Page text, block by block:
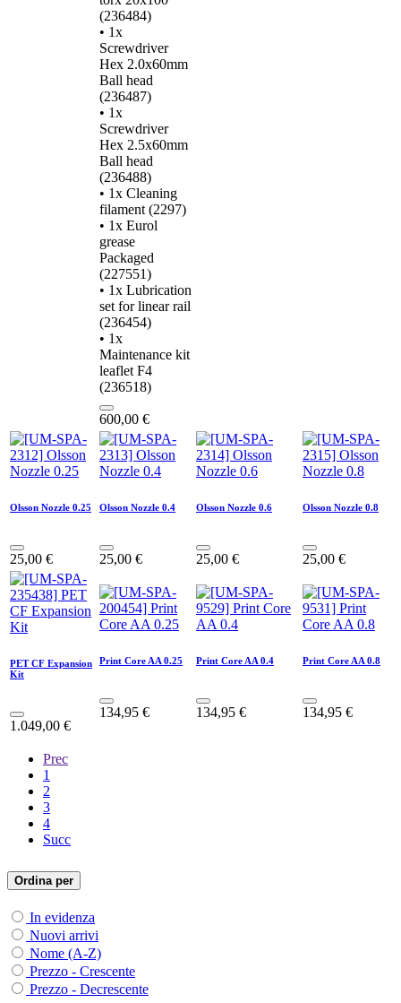
(236484)
• 1x
Screwdriver
Hex 2.0x60mm
Ball head
(236487)
• 1x
Screwdriver
Hex 2.5x60mm
Ball head
(236488)
• 1x Cleaning
filament (2297)
• 1x Eurol
grease
Packaged
(227551)
• 1x Lubrication
set for linear rail
(236454)
• 1x
Maintenance kit
leaflet F4
(236518)
600,00 €
Olsson Nozzle 0.25
25,00 €
Olsson Nozzle 0.4
25,00 €
Olsson Nozzle 0.6
25,00 €
Olsson Nozzle 0.8
25,00 €
PET CF Expansion
Kit
1.049,00 €
Print Core AA 0.25
134,95 €
Print Core AA 0.4
134,95 €
Print Core AA 0.8
134,95 €
Prec
1
2
3
4
Succ
Ordina per
In evidenza
Nuovi arrivi
Nome (A-Z)
Prezzo - Crescente
Prezzo - Decrescente